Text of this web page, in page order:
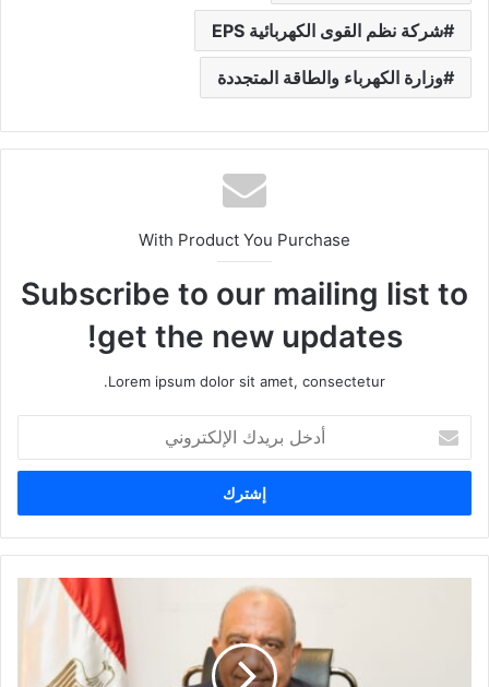
شركة نظم القوى الكهربائية EPS
وزارة الكهرباء والطاقة المتجددة
With Product You Purchase
Subscribe to our mailing list to
get the new updates!
Lorem ipsum dolor sit amet, consectetur.
خ
ب
ر